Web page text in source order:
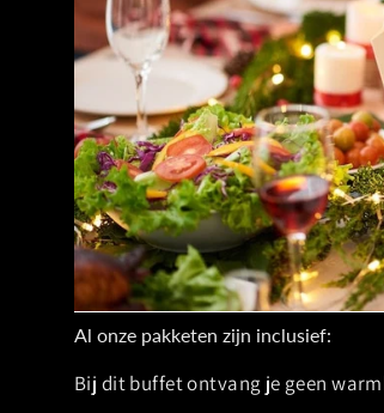
Al onze pakketen zijn inclusief:
Bij dit buffet ontvang je geen